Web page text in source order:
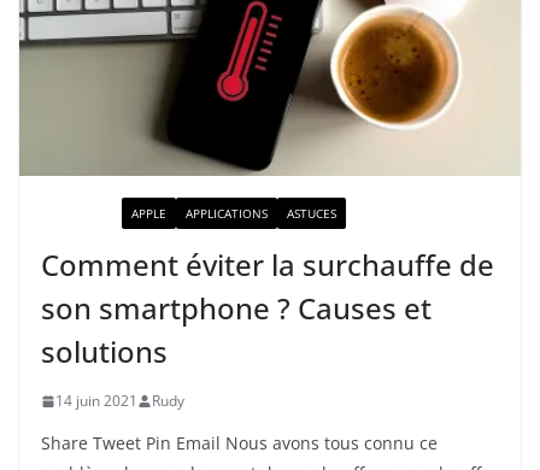
APPLE APPLICATIONS ASTUCES
Comment éviter la surchauffe de
son smartphone ? Causes et
solutions
14 juin 2021 Rudy
Share Tweet Pin Email Nous avons tous connu ce